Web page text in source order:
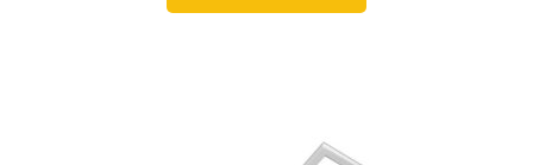
113,98 €84,97 €.